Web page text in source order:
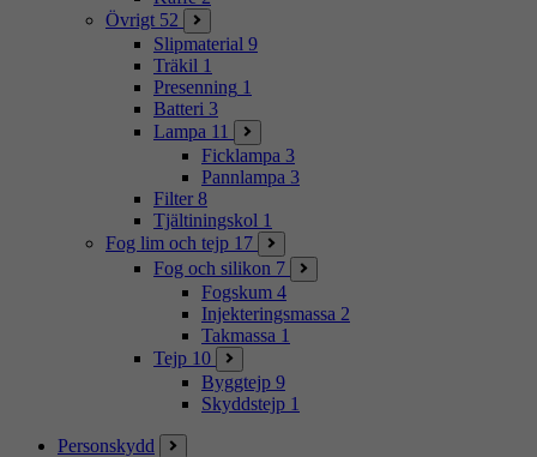
Övrigt 52
Slipmaterial 9
Träkil 1
Presenning 1
Batteri 3
Lampa 11
Ficklampa 3
Pannlampa 3
Filter 8
Tjältiningskol 1
Fog lim och tejp 17
Fog och silikon 7
Fogskum 4
Injekteringsmassa 2
Takmassa 1
Tejp 10
Byggtejp 9
Skyddstejp 1
Personskydd